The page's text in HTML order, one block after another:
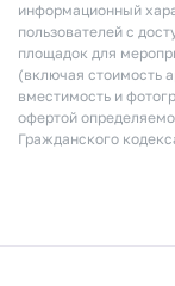
информационный
пользователей с
площадок для
(включая стоимость
вместимость и
офертой
Гражданского